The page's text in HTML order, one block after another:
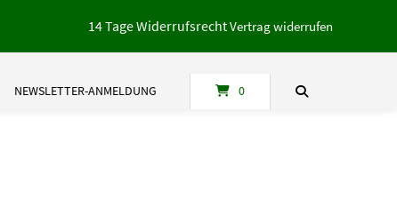
14 Tage WiderrufsrechtVertrag widerrufen
NEWSLETTER-ANMELDUNG 0